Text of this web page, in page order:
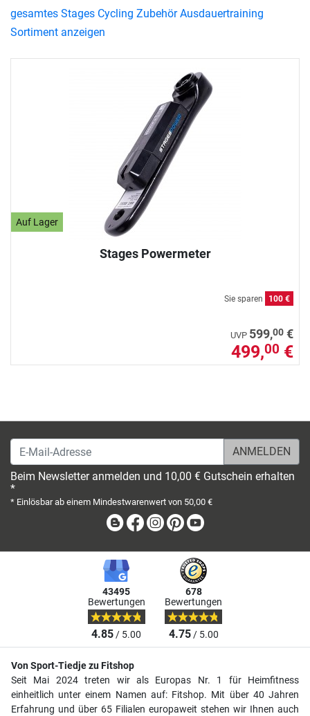
Auf Lager
Stages Powermeter
Sie sparen 100 €
UVP 599,00 €
499,00 €
gesamtes Stages Cycling Zubehör Ausdauertraining
Sortiment anzeigen
E-Mail-Adresse
Beim Newsletter anmelden und 10,00 € Gutschein erhalten
*
* Einlösbar ab einem Mindestwarenwert von 50,00 €
BlogFacebook
Instagram
Pinterest
43495
Bewertungen
4.85/ 5.00
678
Bewertungen
4.75/ 5.00
Von Sport-Tiedje zu Fitshop
Seit Mai 2024 treten wir als Europas Nr. 1 für Heimfitness
einheitlich unter einem Namen auf: Fitshop. Mit über 40 Jahren
Erfahrung und über 65 Filialen europaweit stehen wir Ihnen auch